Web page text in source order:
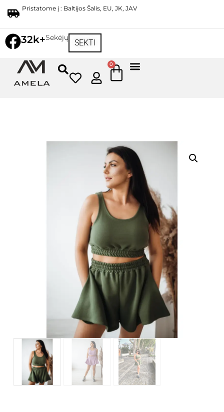
Pristatome į : Baltijos Šalis, EU, JK, JAV
32k+Sekėjų
SEKTI
0